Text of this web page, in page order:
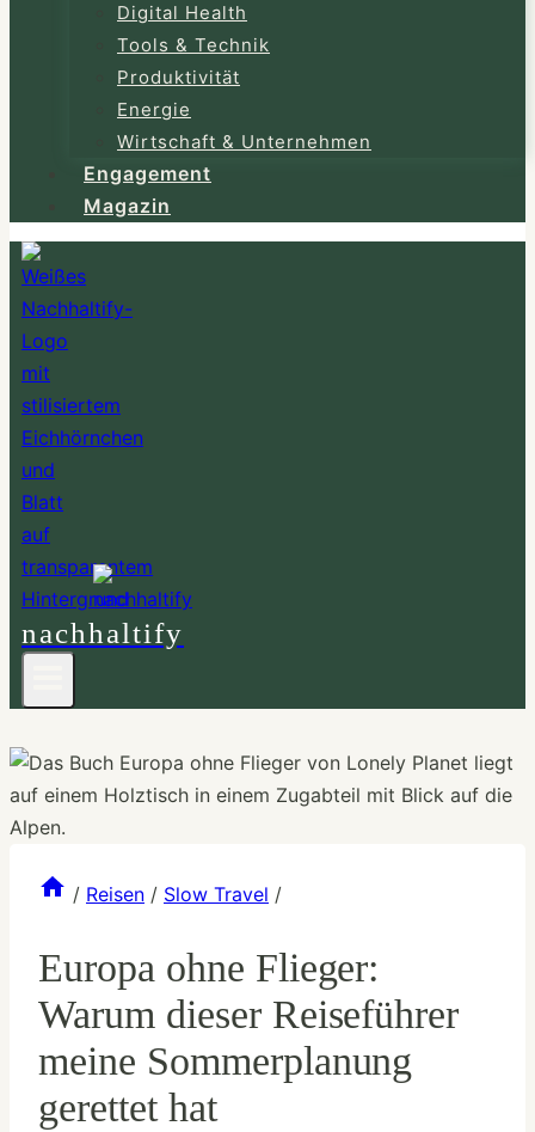
Digital Health
Tools & Technik
Produktivität
Energie
Wirtschaft & Unternehmen
Engagement
Magazin
nachhaltify
/ Reisen / Slow Travel /
Europa ohne Flieger:
Warum dieser Reiseführer
meine Sommerplanung
gerettet hat